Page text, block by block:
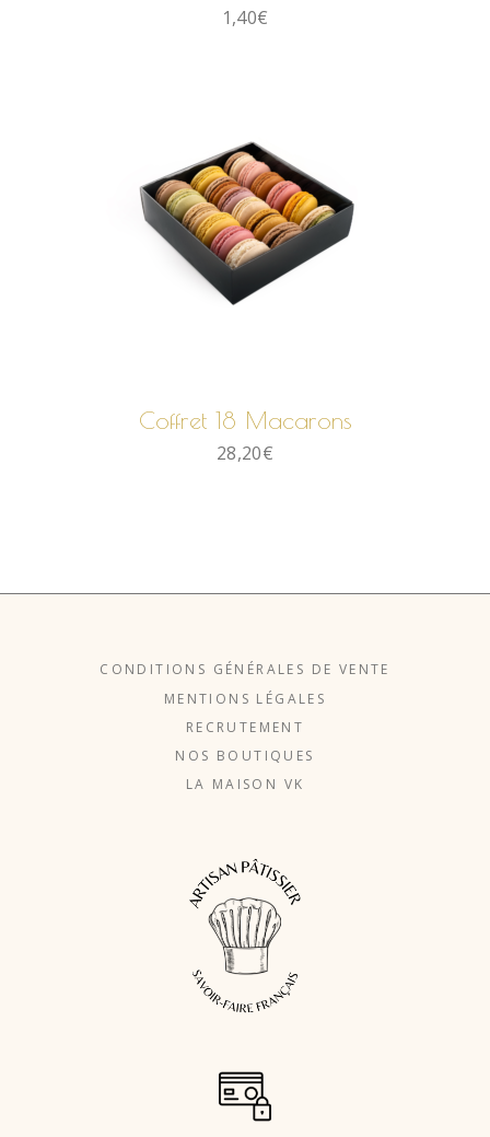
1,40€
Coffret 18 Macarons
28,20€
CONDITIONS GÉNÉRALES DE VENTE
MENTIONS LÉGALES
RECRUTEMENT
NOS BOUTIQUES
LA MAISON VK